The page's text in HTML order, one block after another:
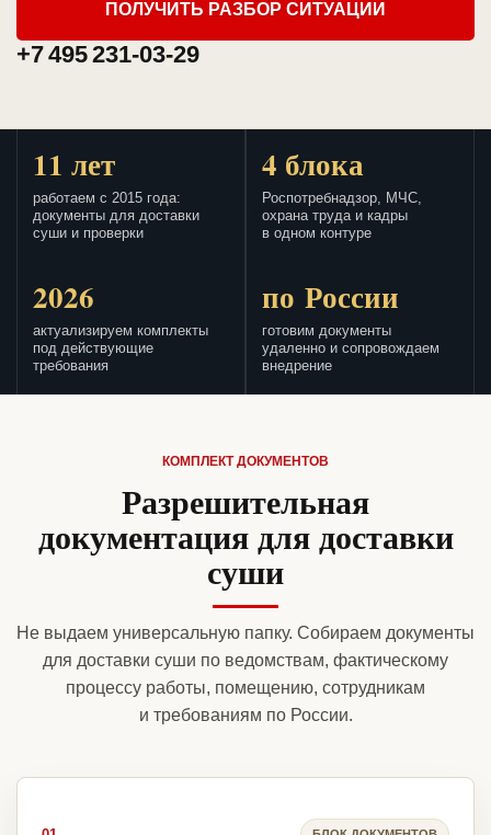
ПОЛУЧИТЬ РАЗБОР СИТУАЦИИ
+7 495 231-03-29
11 лет
работаем с 2015 года:
документы для доставки
суши и проверки
4 блока
Роспотребнадзор, МЧС,
охрана труда и кадры
в одном контуре
2026
актуализируем комплекты
под действующие
требования
по России
готовим документы
удаленно и сопровождаем
внедрение
КОМПЛЕКТ ДОКУМЕНТОВ
Разрешительная
документация для доставки
суши
Не выдаем универсальную папку. Собираем документы
для доставки суши по ведомствам, фактическому
процессу работы, помещению, сотрудникам
и требованиям по России.